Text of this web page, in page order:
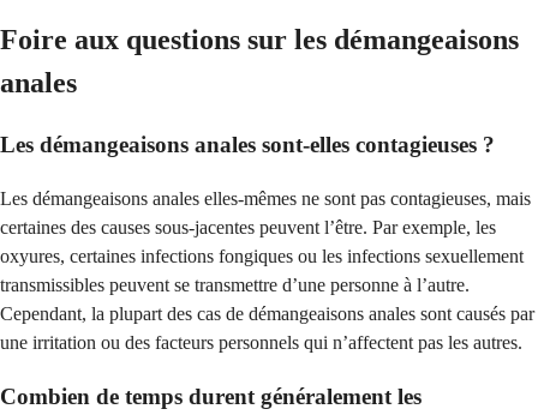
Foire aux questions sur les démangeaisons
anales
Les démangeaisons anales sont-elles contagieuses ?
Les démangeaisons anales elles-mêmes ne sont pas contagieuses, mais
certaines des causes sous-jacentes peuvent l’être. Par exemple, les
oxyures, certaines infections fongiques ou les infections sexuellement
transmissibles peuvent se transmettre d’une personne à l’autre.
Cependant, la plupart des cas de démangeaisons anales sont causés par
une irritation ou des facteurs personnels qui n’affectent pas les autres.
Combien de temps durent généralement les